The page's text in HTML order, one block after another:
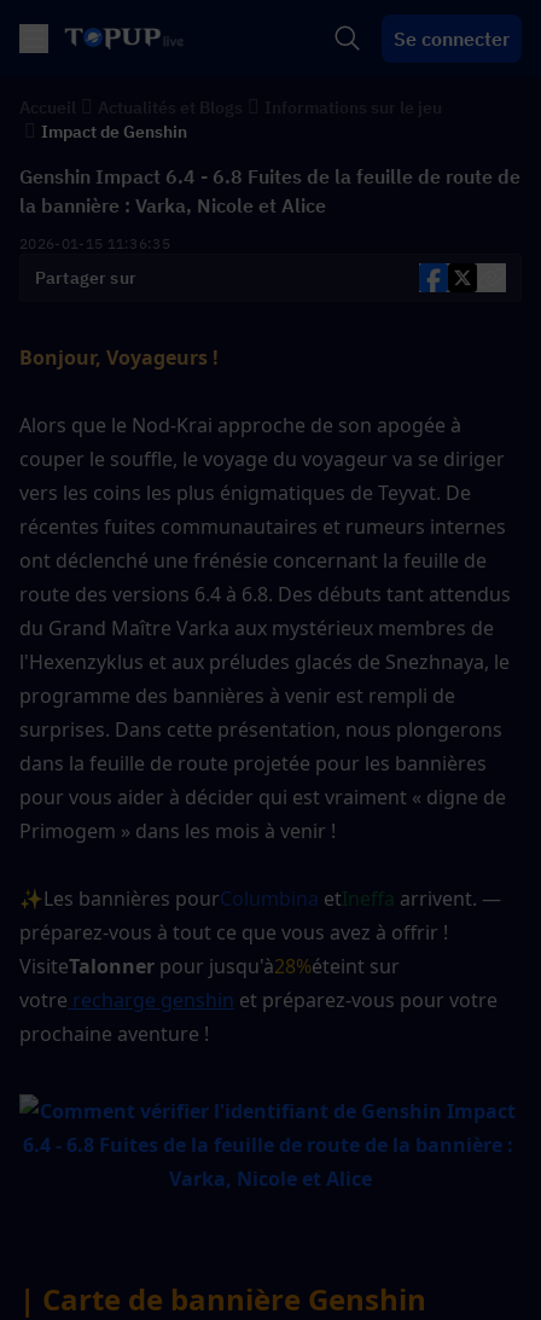
Se connecter
Impact de Genshin
Genshin Impact 6.4 - 6.8 Fuites de la feuille de route de
la bannière : Varka, Nicole et Alice
2026-01-15 11:36:35
Partager sur
Bonjour, Voyageurs !
Alors que le Nod-Krai approche de son apogée à
couper le souffle, le voyage du voyageur va se diriger
vers les coins les plus énigmatiques de Teyvat. De
récentes fuites communautaires et rumeurs internes
ont déclenché une frénésie concernant la feuille de
route des versions 6.4 à 6.8. Des débuts tant attendus
du Grand Maître Varka aux mystérieux membres de
l'Hexenzyklus et aux préludes glacés de Snezhnaya, le
programme des bannières à venir est rempli de
surprises. Dans cette présentation, nous plongerons
dans la feuille de route projetée pour les bannières
pour vous aider à décider qui est vraiment « digne de
Primogem » dans les mois à venir !
✨Les bannières pourColumbina etIneffa arrivent. —
préparez-vous à tout ce que vous avez à offrir !
VisiteTalonner pour jusqu'à28%éteint sur
votre recharge genshin et préparez-vous pour votre
prochaine aventure !
| Carte de bannière Genshin